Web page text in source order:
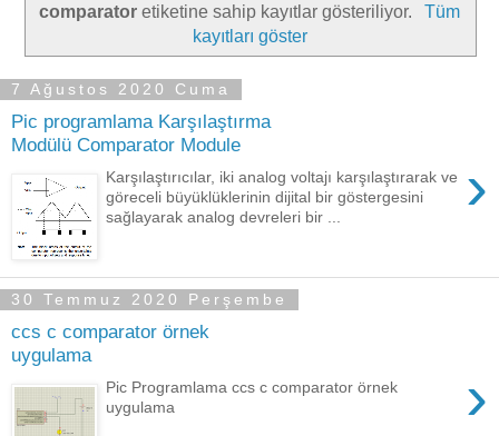
comparator etiketine sahip kayıtlar gösteriliyor.
Tüm
kayıtları göster
7 Ağustos 2020 Cuma
Pic programlama Karşılaştırma
Modülü Comparator Module
›
Karşılaştırıcılar, iki analog voltajı karşılaştırarak ve
göreceli büyüklüklerinin dijital bir göstergesini
sağlayarak analog devreleri bir ...
30 Temmuz 2020 Perşembe
ccs c comparator örnek
uygulama
›
Pic Programlama ccs c comparator örnek
uygulama